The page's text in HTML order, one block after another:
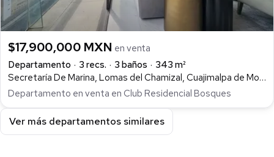
$17,900,000 MXN en venta
Departamento
3 recs. 3 baños
343 m²
Secretaría De Marina, Lomas del Chamizal, Cuajimalpa de Morelos
Departamento en venta en Club Residencial Bosques
Ver más departamentos similares